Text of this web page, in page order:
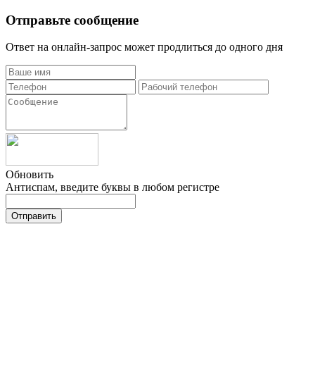
Отправьте сообщение
Ответ на онлайн-запрос может продлиться до одного дня
Обновить
Антиспам, введите буквы в любом регистре
Отправить